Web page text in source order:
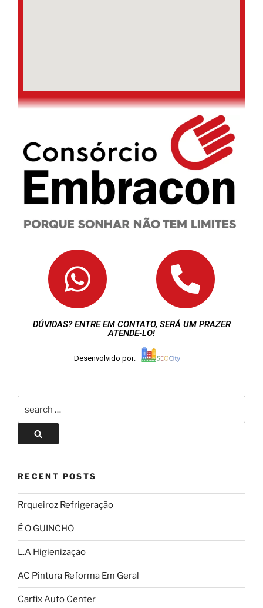
DÚVIDAS? ENTRE EM CONTATO, SERÁ UM PRAZER
ATENDE-LO!
Desenvolvido por:
RECENT POSTS
Rrqueiroz Refrigeração
É O GUINCHO
L.A Higienização
AC Pintura Reforma Em Geral
Carfix Auto Center